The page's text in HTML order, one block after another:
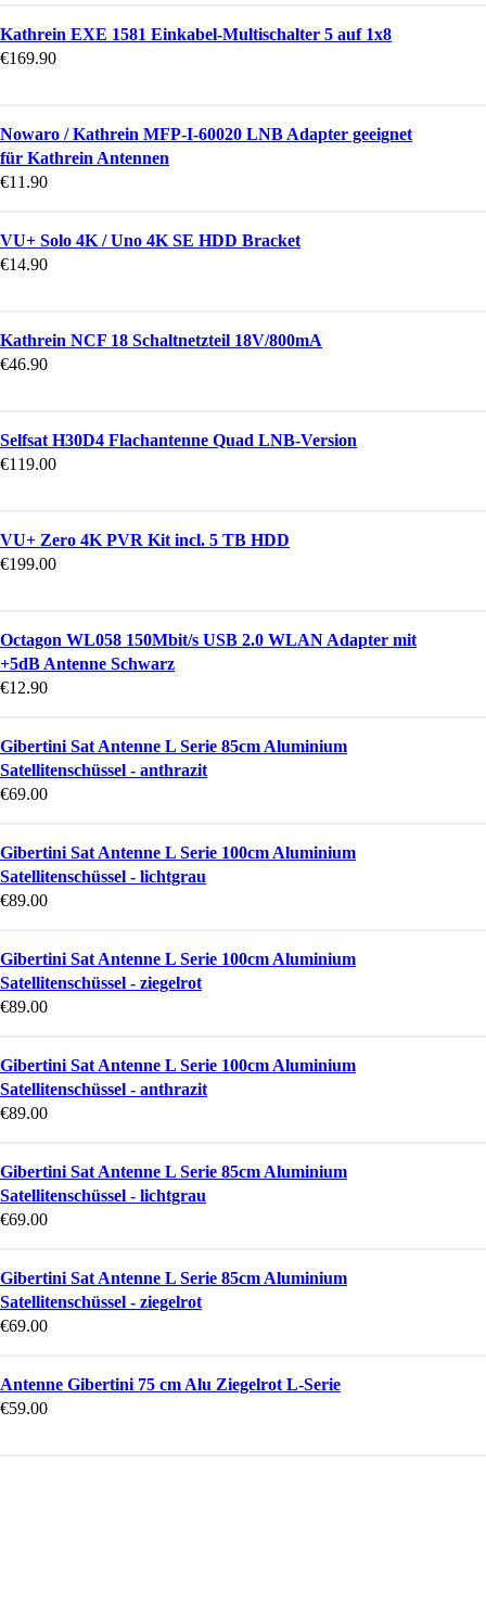
Kathrein EXE 1581 Einkabel-Multischalter 5 auf 1x8
€169.90
Nowaro / Kathrein MFP-I-60020 LNB Adapter geeignet
für Kathrein Antennen
€11.90
VU+ Solo 4K / Uno 4K SE HDD Bracket
€14.90
Kathrein NCF 18 Schaltnetzteil 18V/800mA
€46.90
Selfsat H30D4 Flachantenne Quad LNB-Version
€119.00
VU+ Zero 4K PVR Kit incl. 5 TB HDD
€199.00
Octagon WL058 150Mbit/s USB 2.0 WLAN Adapter mit
+5dB Antenne Schwarz
€12.90
Gibertini Sat Antenne L Serie 85cm Aluminium
Satellitenschüssel - anthrazit
€69.00
Gibertini Sat Antenne L Serie 100cm Aluminium
Satellitenschüssel - lichtgrau
€89.00
Gibertini Sat Antenne L Serie 100cm Aluminium
Satellitenschüssel - ziegelrot
€89.00
Gibertini Sat Antenne L Serie 100cm Aluminium
Satellitenschüssel - anthrazit
€89.00
Gibertini Sat Antenne L Serie 85cm Aluminium
Satellitenschüssel - lichtgrau
€69.00
Gibertini Sat Antenne L Serie 85cm Aluminium
Satellitenschüssel - ziegelrot
€69.00
Antenne Gibertini 75 cm Alu Ziegelrot L-Serie
€59.00